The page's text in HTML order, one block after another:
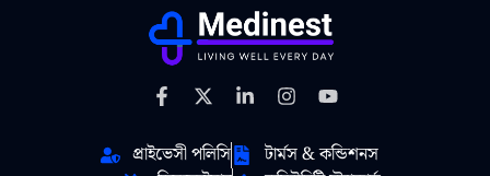
প্রাইভেসী পলিসি
টার্মস & কন্ডিশনস